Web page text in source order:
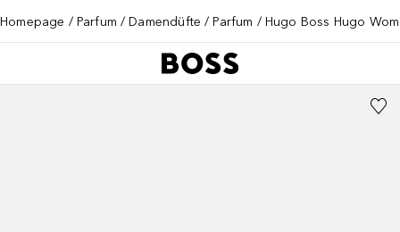
Homepage Parfum Damendüfte Parfum Hugo Boss Hugo